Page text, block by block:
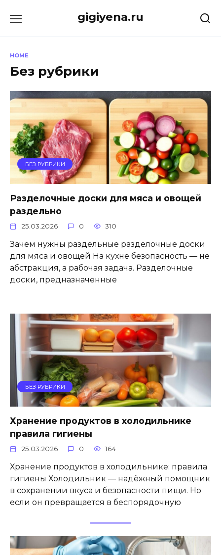
gigiyena.ru
HOME
Без рубрики
БЕЗ РУБРИКИ
Разделочные доски для мяса и овощей
раздельно
25.03.2026 0 310
Зачем нужны раздельные разделочные доски
для мяса и овощей На кухне безопасность — не
абстракция, а рабочая задача. Разделочные
доски, предназначенные
БЕЗ РУБРИКИ
Хранение продуктов в холодильнике
правила гигиены
25.03.2026 0 164
Хранение продуктов в холодильнике: правила
гигиены Холодильник — надёжный помощник
в сохранении вкуса и безопасности пищи. Но
если он превращается в беспорядочную